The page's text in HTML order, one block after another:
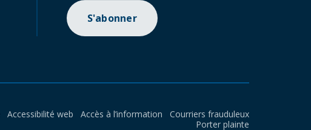
S'abonner
Accessibilité web Accès à l’information
Courriers frauduleux
Porter plainte